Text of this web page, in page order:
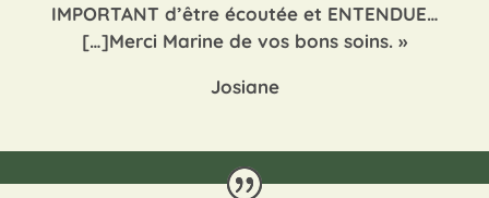
IMPORTANT d’être écoutée et ENTENDUE…
[…]Merci Marine de vos bons soins. »
Josiane